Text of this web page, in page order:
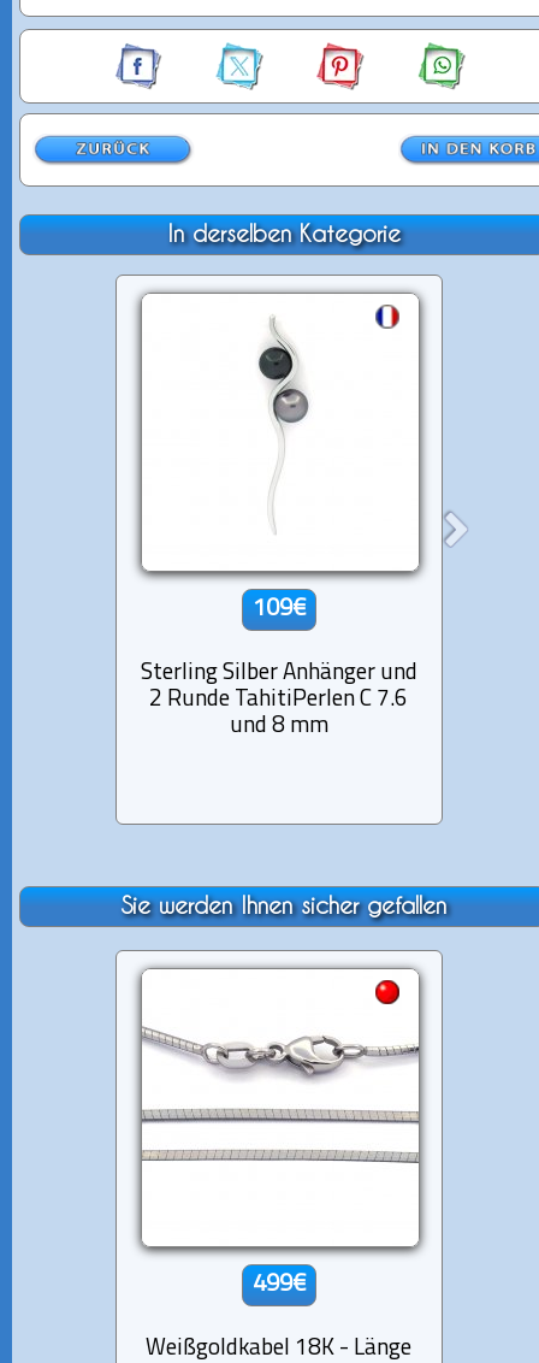
In derselben Kategorie
109€
Sterling Silber Anhänger und
2 Runde TahitiPerlen C 7.6
und 8 mm
Sie werden Ihnen sicher gefallen
499€
Weißgoldkabel 18K - Länge